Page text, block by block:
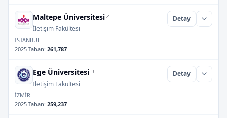
Maltepe Üniversitesi
İletişim Fakültesi
Detay
İSTANBUL
2025 Taban: 261,787
Ege Üniversitesi
İletişim Fakültesi
Detay
İZMİR
2025 Taban: 259,237